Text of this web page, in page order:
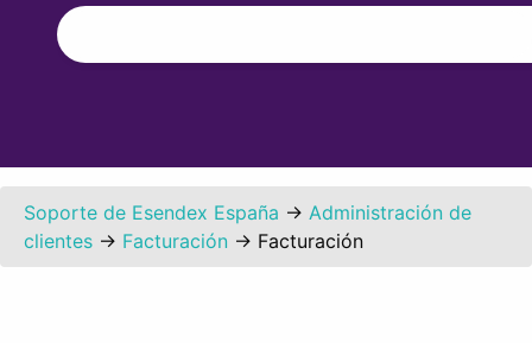
Soporte de Esendex España → Administración de
clientes → Facturación → Facturación